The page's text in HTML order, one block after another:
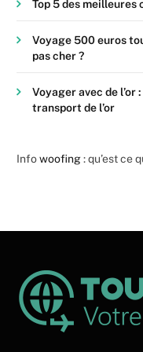
Top 5 des meilleures
Voyage 500 euros
pas cher ?
Voyager avec de l’or
transport de l’or
Infowoofing: qu’est ce